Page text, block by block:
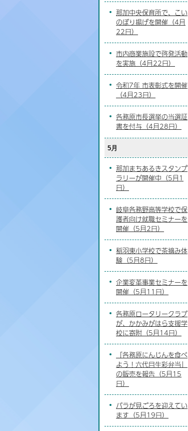
那加中央保育所で、こい
のぼり揚げを開催（4月
22日）
市内商業施設で啓発活動
を実施（4月22日）
令和7年 市表彰式を開催
（4月23日）
各務原市長選挙の当選証
書を付与（4月28日）
5月
那加まちあるきスタンプ
ラリーが開催中（5月1
日）
岐阜各務野高等学校で保
護者向け就職セミナーを
開催（5月2日）
稲羽東小学校で茶摘み体
験（5月8日）
企業変革事業セミナーを
開催（5月11日）
各務原ロータリークラブ
が、かかみがはら支援学
校に寄附（5月14日）
「各務原にんじんを食べ
よう！六代目生彩弁当」
の販売を報告（5月15
日）
バラが見ごろを迎えてい
ます（5月19日）